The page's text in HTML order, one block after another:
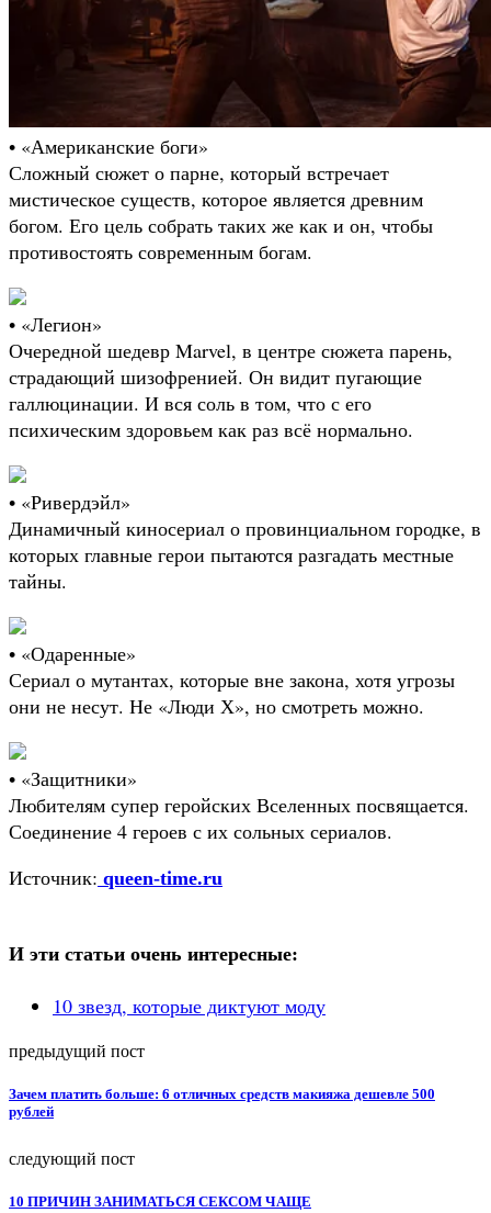
• «Американские боги»
Сложный сюжет о парне, который встречает
мистическое существ, которое является древним
богом. Его цель собрать таких же как и он, чтобы
противостоять современным богам.
• «Легион»
Очередной шедевр Marvel, в центре сюжета парень,
страдающий шизофренией. Он видит пугающие
галлюцинации. И вся соль в том, что с его
психическим здоровьем как раз всё нормально.
• «Ривердэйл»
Динамичный киносериал о провинциальном городке, в
которых главные герои пытаются разгадать местные
тайны.
• «Одаренные»
Сериал о мутантах, которые вне закона, хотя угрозы
они не несут. Не «Люди Х», но смотреть можно.
• «Защитники»
Любителям супер геройских Вселенных посвящается.
Соединение 4 героев с их сольных сериалов.
Источник: queen-time.ru
И эти статьи очень интересные:
10 звезд, которые диктуют моду
предыдущий пост
Зачем платить больше: 6 отличных средств макияжа дешевле 500
рублей
следующий пост
10 ПРИЧИН ЗАНИМАТЬСЯ СЕКСОМ ЧАЩЕ